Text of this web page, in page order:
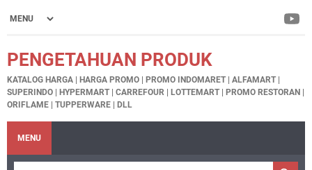
PENGETAHUAN PRODUK
KATALOG HARGA | HARGA PROMO | PROMO INDOMARET | ALFAMART |
SUPERINDO | HYPERMART | CARREFOUR | LOTTEMART | PROMO RESTORAN |
ORIFLAME | TUPPERWARE | DLL
MENU